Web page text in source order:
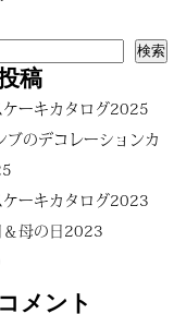
検索
稿
ケーキカタログ2025
ブのデコレーションカ
ケーキカタログ2023
＆母の日2023
メント